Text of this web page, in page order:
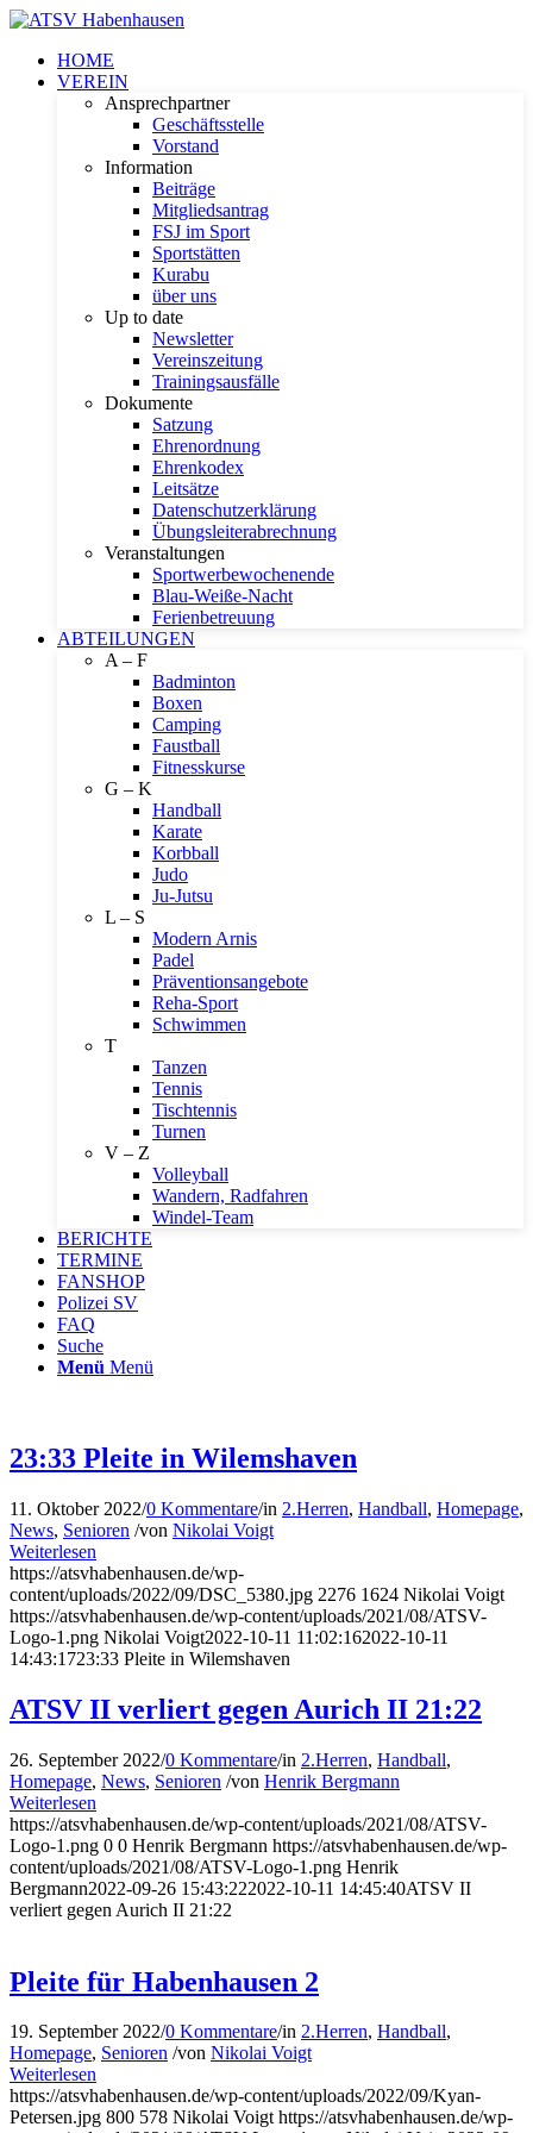
HOME
VEREIN
Ansprechpartner
Geschäftsstelle
Vorstand
Information
Beiträge
Mitgliedsantrag
FSJ im Sport
Sportstätten
Kurabu
über uns
Up to date
Newsletter
Vereinszeitung
Trainingsausfälle
Dokumente
Satzung
Ehrenordnung
Ehrenkodex
Leitsätze
Datenschutzerklärung
Übungsleiterabrechnung
Veranstaltungen
Sportwerbewochenende
Blau-Weiße-Nacht
Ferienbetreuung
ABTEILUNGEN
A – F
Badminton
Boxen
Camping
Faustball
Fitnesskurse
G – K
Handball
Karate
Korbball
Judo
Ju-Jutsu
L – S
Modern Arnis
Padel
Präventionsangebote
Reha-Sport
Schwimmen
T
Tanzen
Tennis
Tischtennis
Turnen
V – Z
Volleyball
Wandern, Radfahren
Windel-Team
BERICHTE
TERMINE
FANSHOP
Polizei SV
FAQ
Suche
Menü Menü
23:33 Pleite in Wilemshaven
11. Oktober 2022/0 Kommentare/in 2.Herren, Handball, Homepage,
News, Senioren /von Nikolai Voigt
Weiterlesen
https://atsvhabenhausen.de/wp-
content/uploads/2022/09/DSC_5380.jpg 2276 1624 Nikolai Voigt
https://atsvhabenhausen.de/wp-content/uploads/2021/08/ATSV-
Logo-1.png Nikolai Voigt2022-10-11 11:02:162022-10-11
14:43:1723:33 Pleite in Wilemshaven
ATSV II verliert gegen Aurich II 21:22
26. September 2022/0 Kommentare/in 2.Herren, Handball,
Homepage, News, Senioren /von Henrik Bergmann
Weiterlesen
https://atsvhabenhausen.de/wp-content/uploads/2021/08/ATSV-
Logo-1.png 0 0 Henrik Bergmann https://atsvhabenhausen.de/wp-
content/uploads/2021/08/ATSV-Logo-1.png Henrik
Bergmann2022-09-26 15:43:222022-10-11 14:45:40ATSV II
verliert gegen Aurich II 21:22
Pleite für Habenhausen 2
19. September 2022/0 Kommentare/in 2.Herren, Handball,
Homepage, Senioren /von Nikolai Voigt
Weiterlesen
https://atsvhabenhausen.de/wp-content/uploads/2022/09/Kyan-
Petersen.jpg 800 578 Nikolai Voigt https://atsvhabenhausen.de/wp-